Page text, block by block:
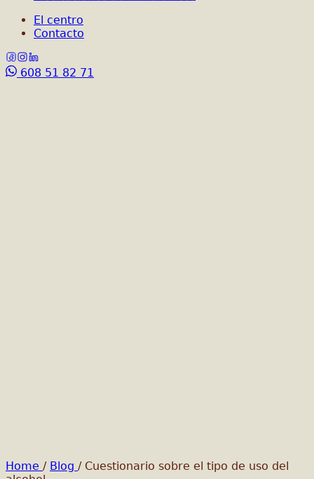
El centro
Contacto
608 51 82 71
Home / Blog / Cuestionario sobre el tipo de uso del